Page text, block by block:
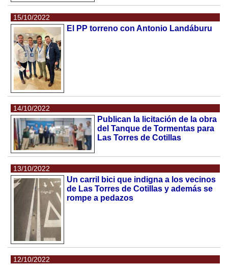
15/10/2022
El PP torreno con Antonio Landáburu
14/10/2022
Publican la licitación de la obra
del Tanque de Tormentas para
Las Torres de Cotillas
13/10/2022
Un carril bici que indigna a los vecinos
de Las Torres de Cotillas y además se
rompe a pedazos
12/10/2022